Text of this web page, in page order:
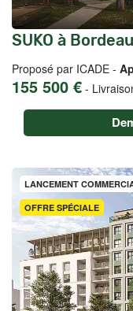
SUKO à
Proposé par ICADE -
155 500 € -
OFFRE SPÉCIALE
LANCEMENT